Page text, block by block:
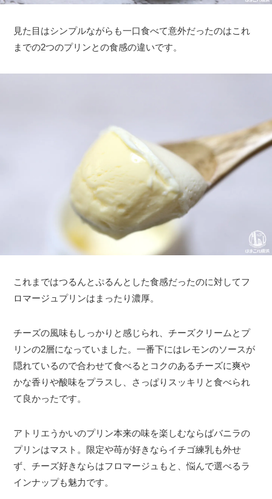
見た目はシンプルながらも一口食べて意外だったのはこれ
までの2つのプリンとの食感の違いです。
これまではつるんとぷるんとした食感だったのに対してフ
ロマージュプリンはまったり濃厚。
チーズの風味もしっかりと感じられ、チーズクリームとプ
リンの2層になっていました。一番下にはレモンのソースが
隠れているので合わせて食べるとコクのあるチーズに爽や
かな香りや酸味をプラスし、さっぱりスッキリと食べられ
て良かったです。
アトリエうかいのプリン本来の味を楽しむならばバニラの
プリンはマスト。限定や苺が好きならイチゴ練乳も外せ
ず、チーズ好きならはフロマージュもと、悩んで選べるラ
インナップも魅力です。